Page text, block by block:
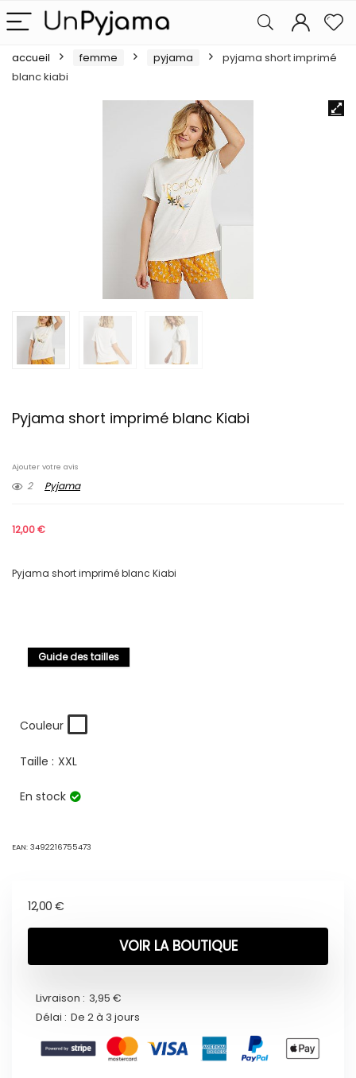
accueil femme pyjama
pyjama short imprimé
blanc kiabi
Pyjama short imprimé blanc Kiabi
Ajouter votre avis
2 Pyjama
12,00€
Pyjama short imprimé blanc Kiabi
Guide des tailles
Couleur
Taille : XXL
En stock
EAN: 3492216755473
12,00 €
VOIR LA BOUTIQUE
Livraison : 3,95 €
Délai : De 2 à 3 jours